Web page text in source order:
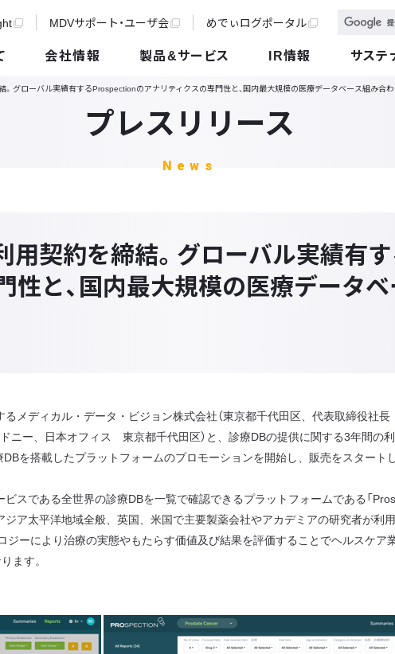
MDVサポート・ユーザ会 めでぃログポータル
会社情報 製品&サービス IR情報 サステ
グローバル実績有するProspectionのアナリティクスの専門性と、国内最大規模の医療データベース組み合
プレスリリース
News
契約を締結。グローバル実績有
性と、国内最大規模の医療データ
るメディカル・データ・ビジョン株式会社（東京都千代田区、代表取締役社
ニー、日本オフィス 東京都千代田区）と、診療DBの提供に関する3年間の
を搭載したプラットフォームのプロモーションを開始し、販売をスタート
スである全世界の診療DBを一覧で確認できるプラットフォームである「
ア太平洋地域全般、英国、米国で主要製薬会社やアカデミアの研究者が利
ーにより治療の実態やもたらす価値及び結果を評価することでヘルスケア
ます。